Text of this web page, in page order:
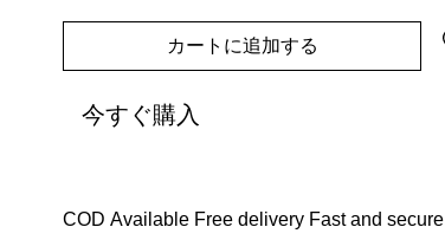
カートに追加する
今すぐ購入
COD Available Free delivery Fast and secure